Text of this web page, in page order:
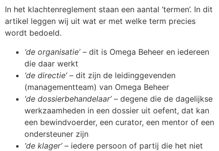
In het klachtenreglement staan een aantal ‘termen’. In dit
artikel leggen wij uit wat er met welke term precies
wordt bedoeld.
‘de organisatie’ – dit is Omega Beheer en iedereen
die daar werkt
‘de directie’ – dit zijn de leidinggevenden
(managementteam) van Omega Beheer
‘de dossierbehandelaar’ – degene die de dagelijkse
werkzaamheden in een dossier uit oefent, dat kan
een bewindvoerder, een curator, een mentor of een
ondersteuner zijn
‘de klager’– iedere persoon of partij die het niet